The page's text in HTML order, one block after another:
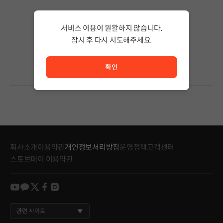
검색어의 단어 수를 줄이거나 필터조건을 변경하세요.
회사소개이용약관개인정보처리방침 운영정책고객센터
스토브페이 이용약관
youtube
kakao
twitter
facebook
instagram
관련 사이트
서비스 이용이 원활하지 않습니다.
잠시 후 다시 시도해주세요.
확인